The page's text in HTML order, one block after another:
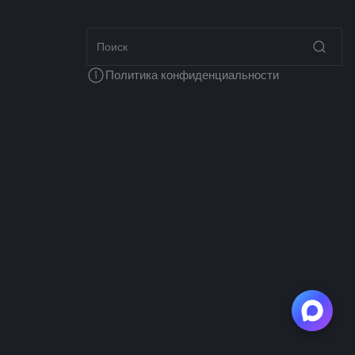
Политика конфиденциальности